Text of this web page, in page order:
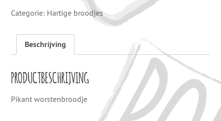
Categorie: Hartige broodjes
Beschrijving
PRODUCTBESCHRIJVING
Pikant worstenbroodje